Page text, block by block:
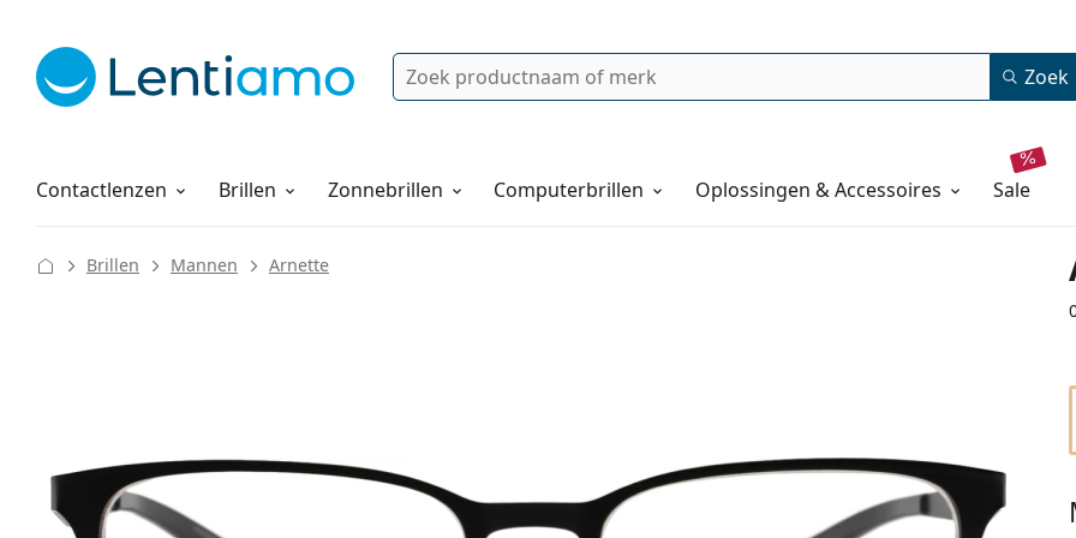
Zoek Zoek
Contactlenzen
Lenzenvloeistoffen Brillen Zonnebrillen Computerbrillen Oplossingen & Accessoires sale
Hoe bestellen
Brillen Mannen Arnette